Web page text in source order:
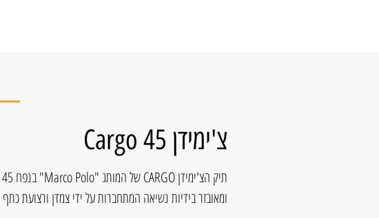
צ'ימידן Cargo 45
ומאובזר בידיות נשיאה המתחברות על ידי צמדן ורצועת כתף